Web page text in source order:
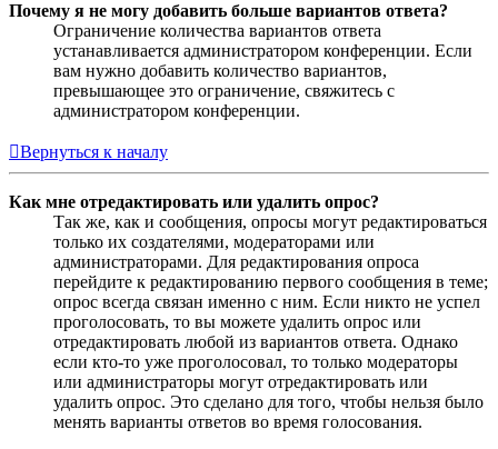
Почему я не могу добавить больше вариантов ответа?
Ограничение количества вариантов ответа
устанавливается администратором конференции. Если
вам нужно добавить количество вариантов,
превышающее это ограничение, свяжитесь с
администратором конференции.
Вернуться к началу
Как мне отредактировать или удалить опрос?
Так же, как и сообщения, опросы могут редактироваться
только их создателями, модераторами или
администраторами. Для редактирования опроса
перейдите к редактированию первого сообщения в теме;
опрос всегда связан именно с ним. Если никто не успел
проголосовать, то вы можете удалить опрос или
отредактировать любой из вариантов ответа. Однако
если кто-то уже проголосовал, то только модераторы
или администраторы могут отредактировать или
удалить опрос. Это сделано для того, чтобы нельзя было
менять варианты ответов во время голосования.